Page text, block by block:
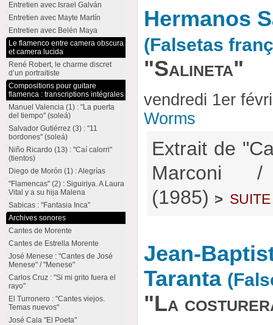
Hermanos
(Falsetas
"Salineta"
vendredi 1er
Worms
Extrait de
Marconi
(1985) > suite
Jean-
Taranta
"La
Entretien avec Israel Galván
Entretien avec Mayte Martín
Entretien avec Belén Maya
Le flamenco entre camera obscura
et camera lucida
René Robert, le charme discret
d’un portraitiste
Compositions pour guitare
flamenca : transcriptions intégrales
Manuel Valencia (1) : "La puerta
del tiempo" (soleá)
Salvador Gutiérrez (3) : "11
bordones" (soleá)
Niño Ricardo (13) : "Caí calorri"
(tientos)
Diego de Morón (1) : Alegrías
"Flamencas" (2) : Siguiriya. A Laura
Vital y a su hija Malena
Sabicas : "Fantasia Inca"
Archives sonores
Cantes de Morente
Cantes de Estrella Morente
José Menese : "Cantes de José
Menese" / "Menese"
Carlos Cruz : "Si mi grito fuera el
rayo"
El Turronero : "Cantes viejos.
Temas nuevos"
José Cala "El Poeta"